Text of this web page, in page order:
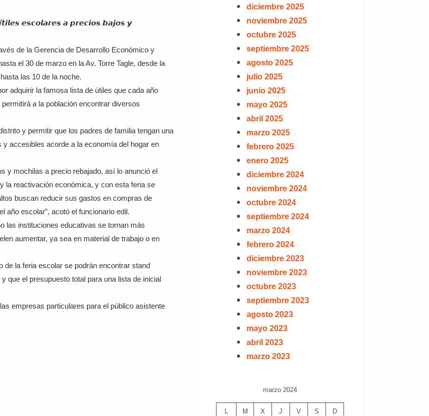
𝙚𝙨𝙘𝙤𝙡𝙖𝙧𝙚𝙨 𝙖 𝙥𝙧𝙚𝙘𝙞𝙤𝙨 𝙗𝙖𝙟𝙤𝙨 𝙮
de la Gerencia de Desarrollo Económico y
el 30 de marzo en la Av. Torre Tagle, desde la
las 10 de la noche.
adquirir la famosa lista de útiles que cada año
a la población encontrar diversos
y permitir que los padres de familia tengan una
accesibles acorde a la economía del hogar en
y mochilas a precio rebajado, así lo anunció el
la reactivación económica, y con esta feria se
buscan reducir sus gastos en compras de
año escolar”, acotó el funcionario edil.
las instituciones educativas se tornan más
aumentar, ya sea en material de trabajo o en
de la feria escolar se podrán encontrar stand
que el presupuesto total para una lista de inicial
empresas particulares para el público asistente
diciembre 2025
noviembre 2025
octubre 2025
septiembre 2025
agosto 2025
julio 2025
junio 2025
mayo 2025
abril 2025
marzo 2025
febrero 2025
enero 2025
diciembre 2024
noviembre 2024
octubre 2024
septiembre 2024
marzo 2024
febrero 2024
diciembre 2023
noviembre 2023
octubre 2023
septiembre 2023
agosto 2023
mayo 2023
abril 2023
marzo 2023
marzo 2024
L M X J V S D